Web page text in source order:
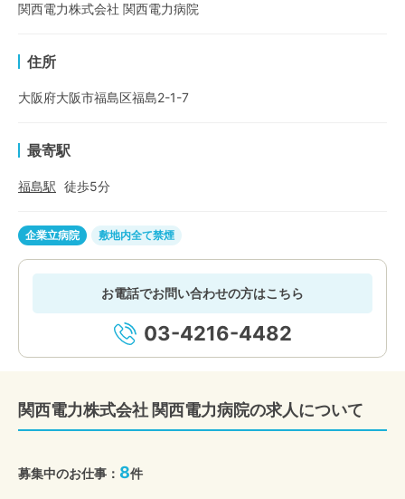
関西電力株式会社 関西電力病院
住所
大阪府大阪市福島区福島2-1-7
最寄駅
福島駅 徒歩5分
企業立病院 敷地内全て禁煙
お電話でお問い合わせの方はこちら
03-4216-4482
関西電力株式会社 関西電力病院の求人について
募集中のお仕事： 8件